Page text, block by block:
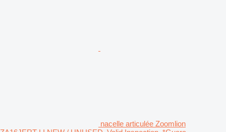
nacelle articulée Zoomlion